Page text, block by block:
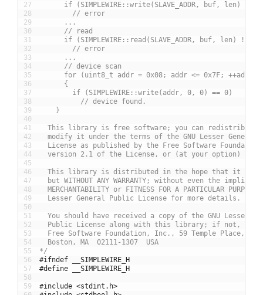
27
28
29
30
31
32
33
34
35
36
37
38
39
40
41
42
43
44
45
46
47
48
49
50
51
52
53
54
55
56
57
58
59
if (SIMPLEWIRE::write(SLAVE_ADDR, buf, len) !=
// error
...
// read
if (SIMPLEWIRE::read(SLAVE_ADDR, buf, len) !=
// error
...
// device scan
for (uint8_t addr = 0x08; addr <= 0x7F; ++addr)
{
if (SIMPLEWIRE::write(addr, 0, 0) == 0)
// device found.
}
This library is free software; you can redistribute
modify it under the terms of the GNU Lesser General
License as published by the Free Software
version 2.1 of the License, or (at your option) any
This library is distributed in the hope that it will
but WITHOUT ANY WARRANTY; without even the implied
MERCHANTABILITY or FITNESS FOR A PARTICULAR
Lesser General Public License for more details.
You should have received a copy of the GNU Lesser
Public License along with this library; if not,
Free Software Foundation, Inc., 59 Temple Place,
Boston, MA  02111-1307  USA
*/
#ifndef __SIMPLEWIRE_H
#define __SIMPLEWIRE_H
#include <stdint.h>